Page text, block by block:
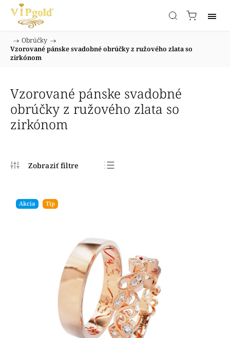
Domov
/ Obrúčky /
Vzorované pánske svadobné obrúčky z ružového zlata so
zirkónom
Vzorované pánske svadobné
obrúčky z ružového zlata so
zirkónom
Akcia Tip